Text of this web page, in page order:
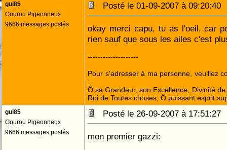
gui85
Gourou Pigeonneux
9666 messages postés
Posté le 01-09-2007 à
okay merci capu, tu as l'oeil, car
rien sauf que sous les ailes c'est
--------------------
Pour s'adresser à ma personne, veuillez
:
Ô sa Grandeur, son Excellence, Divinité
Roi de Toutes choses, Ô puissant esprit
gui85
Gourou Pigeonneux
9666 messages postés
Posté le 26-09-2007 à
mon premier gazzi: